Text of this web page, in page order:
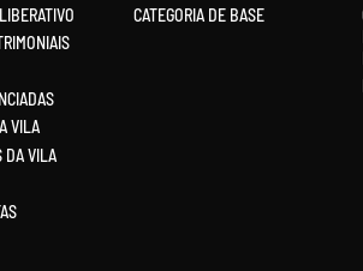
VILA
DA VILA
CATEGORIA DE BASE